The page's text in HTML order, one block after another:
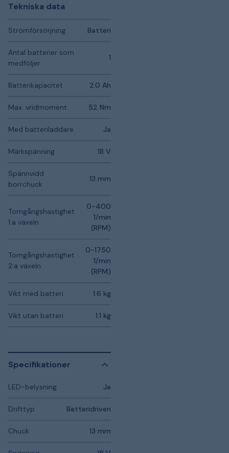
Tekniska data
Strömförsörjning Batteri
Antal batterier som
medföljer
1
Batterikapacitet 2.0 Ah
Max. vridmoment 52 Nm
Med batteriladdare Ja
Märkspänning 18 V
Spännvidd
borrchuck
13 mm
Tomgångshastighet
1:a växeln
0-400
1/min
(RPM)
Tomgångshastighet
2:a växeln
0-1750
1/min
(RPM)
Vikt med batteri 1.6 kg
Vikt utan batteri 1.1 kg
Specifikationer
LED-belysning Ja
Drifttyp Batteridriven
Chuck 13 mm